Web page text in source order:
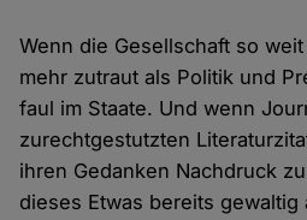
Wenn die Gesellschaft so
mehr zutraut als Politik und
faul im Staate. Und wenn
zurechtgestutzten
ihren Gedanken Nachdruck
dieses Etwas bereits gewaltig